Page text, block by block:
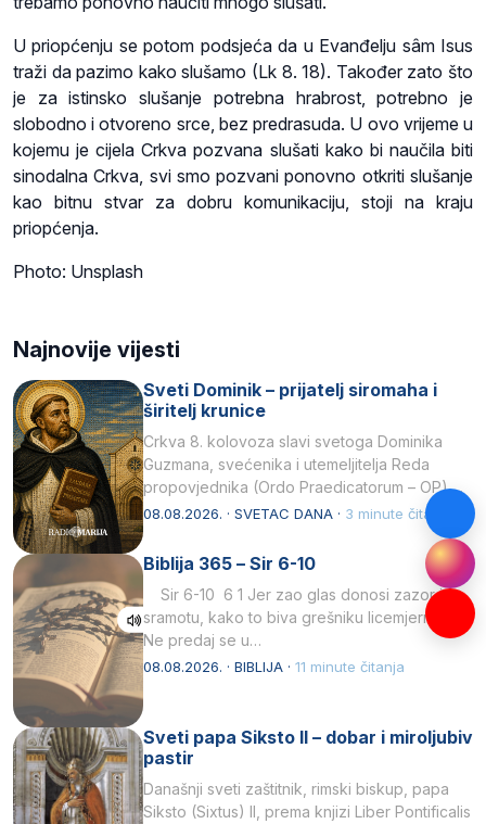
U priopćenju se potom podsjeća da u Evanđelju sâm Isus
traži da pazimo kako slušamo (Lk 8. 18). Također zato što
je za istinsko slušanje potrebna hrabrost, potrebno je
slobodno i otvoreno srce, bez predrasuda. U ovo vrijeme u
kojemu je cijela Crkva pozvana slušati kako bi naučila biti
sinodalna Crkva, svi smo pozvani ponovno otkriti slušanje
kao bitnu stvar za dobru komunikaciju, stoji na kraju
priopćenja.
Photo: Unsplash
Najnovije vijesti
Sveti Dominik – prijatelj siromaha i
širitelj krunice
Crkva 8. kolovoza slavi svetoga Dominika
Guzmana, svećenika i utemeljitelja Reda
propovjednika (Ordo Praedicatorum – OP).
Svojim životom, dubokom ljubavlju prema
08.08.2026. · SVETAC DANA · 3 minute čitanja
Biblija 365 – Sir 6-10
Sir 6-10 6 1 Jer zao glas donosi zazor i
sramotu, kako to biva grešniku licemjernom.2
Ne predaj se u…
08.08.2026. · BIBLIJA · 11 minute čitanja
Sveti papa Siksto II – dobar i miroljubiv
pastir
Današnji sveti zaštitnik, rimski biskup, papa
Siksto (Sixtus) II, prema knjizi Liber Pontificalis